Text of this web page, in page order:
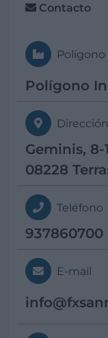
Contacto
Polígono
Polígono
Dirección
Geminis, 8-
08228
Teléfono
937860700
E-mail
info@